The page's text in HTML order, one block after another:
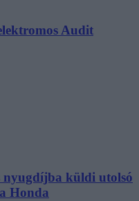
Audit
nyugdíjba küldi utolsó
Honda